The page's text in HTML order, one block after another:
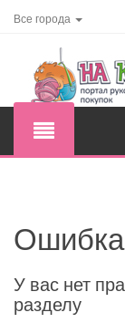
Все города
У вас нет
разделу